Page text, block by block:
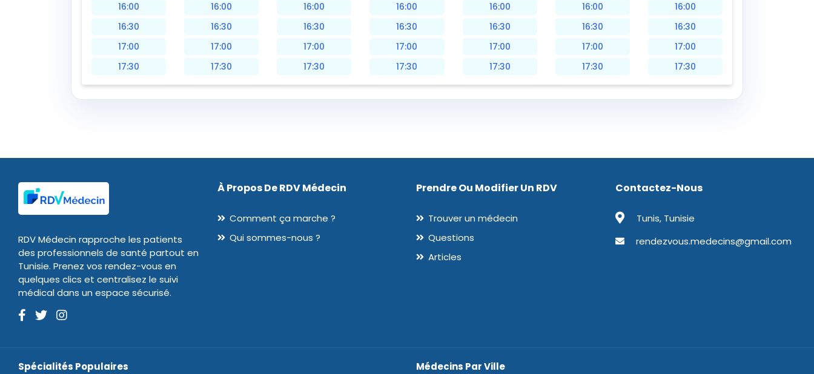
16:00
16:30
17:00
17:30
16:00
16:30
17:00
17:30
16:00
16:30
17:00
17:30
16:00
16:30
17:00
17:30
16:00
16:30
17:00
17:30
16:00
16:30
17:00
17:30
16:00
16:30
17:00
17:30
RDV Médecin rapproche les patients
des professionnels de santé partout en
Tunisie. Prenez vos rendez-vous en
quelques clics et centralisez le suivi
médical dans un espace sécurisé.
À Propos De RDV Médecin
Comment ça marche ?
Qui sommes-nous ?
Prendre Ou Modifier Un RDV
Trouver un médecin
Questions
Articles
Contactez-Nous
Tunis, Tunisie
rendezvous.medecins@gmail.com
Spécialités Populaires Médecins Par Ville